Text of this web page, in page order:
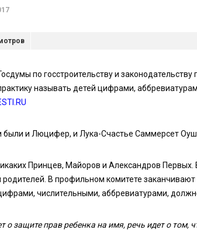
по госстроительству и
называть детей цифрами,
были и Люцифер, и Лука-Счастье Саммерсет
Принцев, Майоров и Александров Первых.
В профильном комитете
числительными, аббревиатурами,
о защите прав ребенка на имя, речь идет о том,